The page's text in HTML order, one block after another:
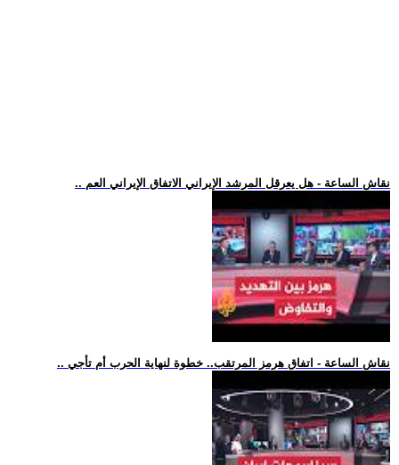
.. نقاش الساعة - هل يعرقل المرشد الإيراني الاتفاق الإيراني العم
.. نقاش الساعة - اتفاق هرمز المرتقب.. خطوة لنهاية الحرب أم تأجي